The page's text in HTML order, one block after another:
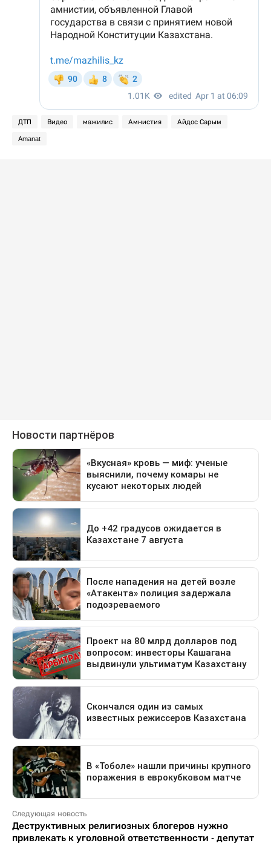
ДТП Видео мажилис Амнистия Айдос Сарым
Amanat
Следующая новость
Деструктивных религиозных блогеров нужно
привлекать к уголовной ответственности - депутат